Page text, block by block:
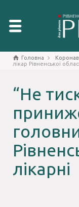
Головна
лікар Рівненської
“Не
лікарні